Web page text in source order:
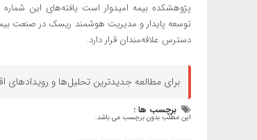
پژوهشکده بیمه امیدوار است یافته‌های این
توسعه پایدار و مدیریت هوشمند ریسک در صنعت
دسترس علاقه‌مندان قرار دارد.
برای مطالعه جدیدترین تحلیل‌ها و رویدادهای
برچسب ها :
این مطلب بدون برچسب می باشد.